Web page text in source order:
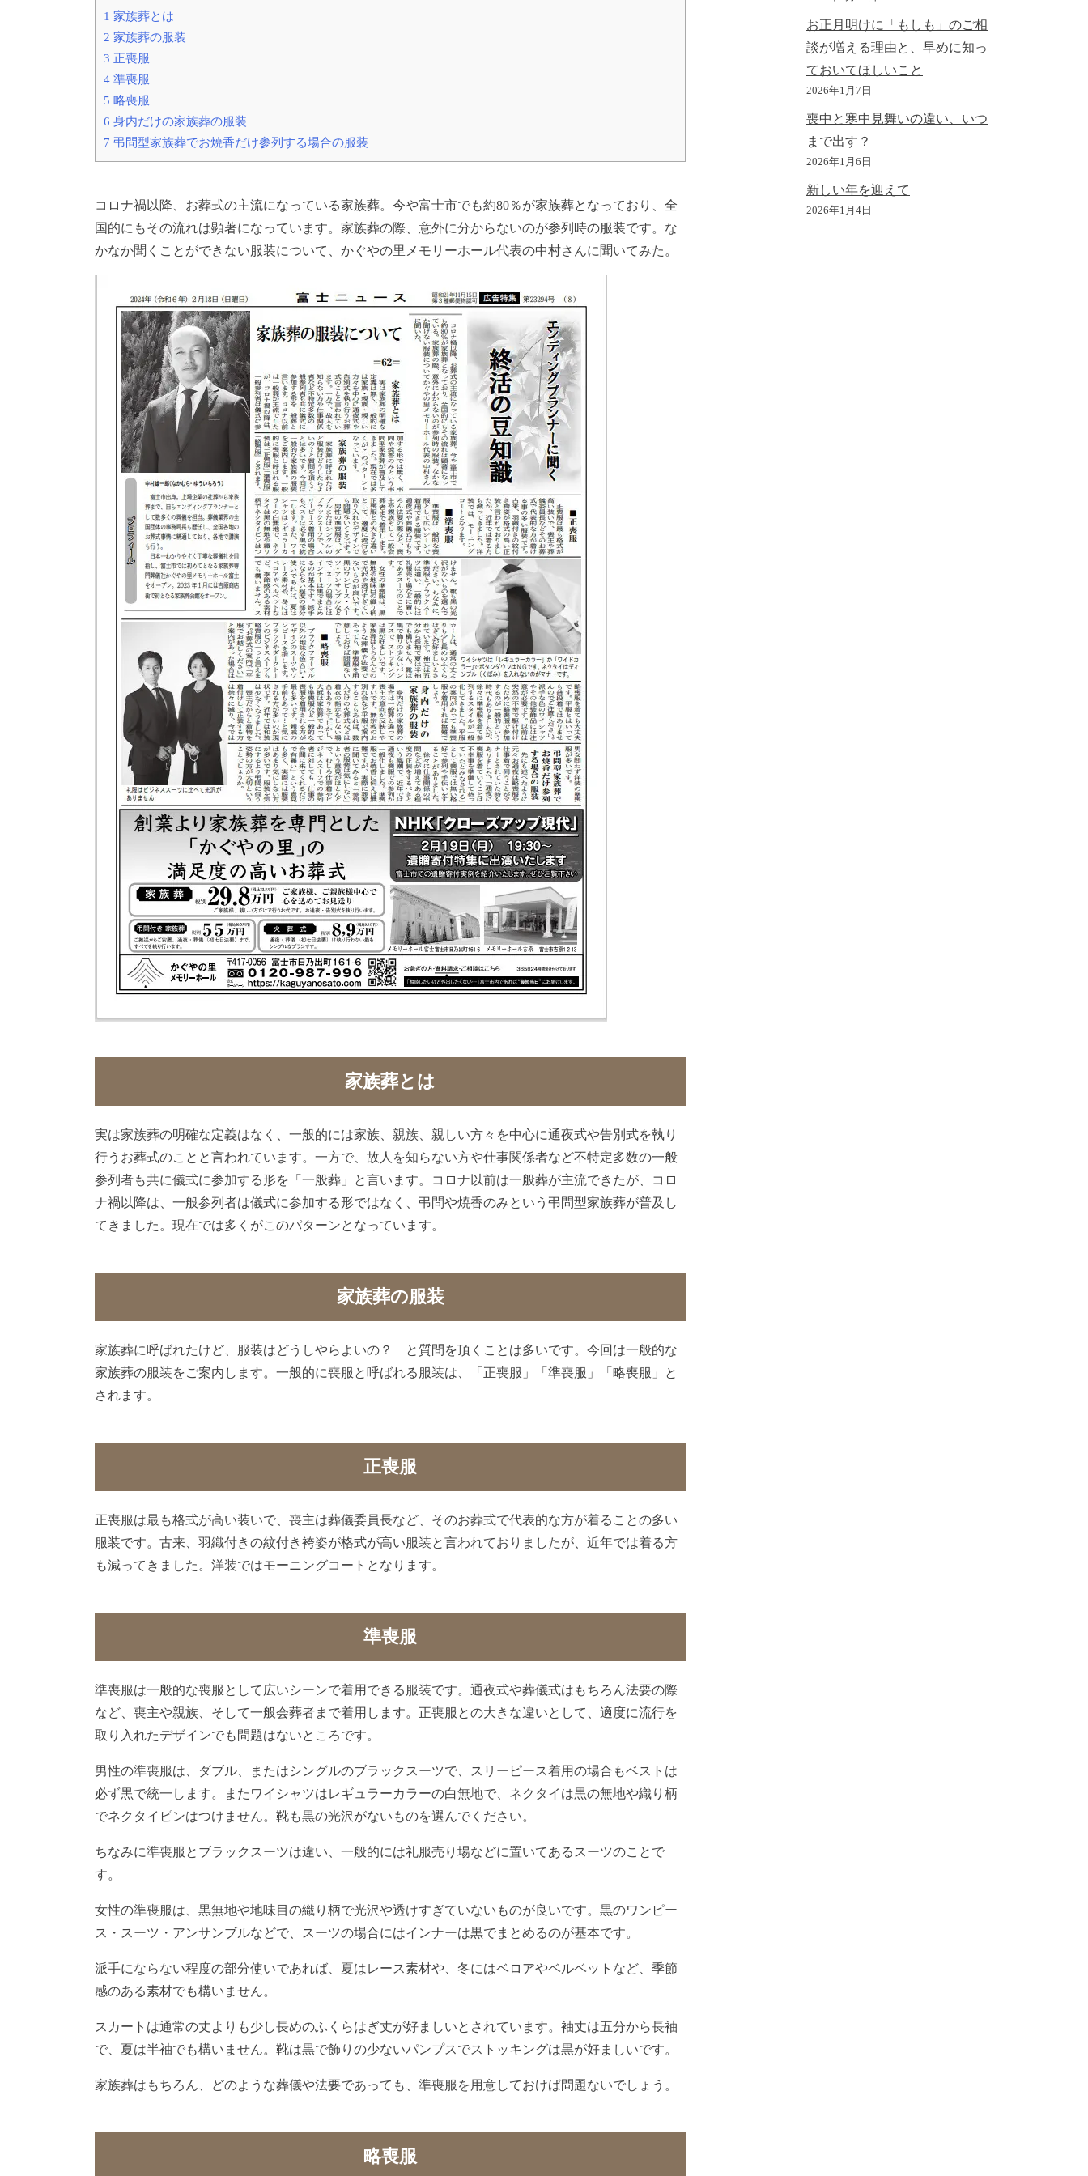
1 家族葬とは
2 家族葬の服装
3 正喪服
4 準喪服
5 略喪服
6 身内だけの家族葬の服装
7 弔問型家族葬でお焼香だけ参列する場合の服装
コロナ禍以降、お葬式の主流になっている家族葬。今や富士市でも約80％が家族葬となっており、全
国的にもその流れは顕著になっています。家族葬の際、意外に分からないのが参列時の服装です。な
かなか聞くことができない服装について、かぐやの里メモリーホール代表の中村さんに聞いてみた。
家族葬とは
実は家族葬の明確な定義はなく、一般的には家族、親族、親しい方々を中心に通夜式や告別式を執り
行うお葬式のことと言われています。一方で、故人を知らない方や仕事関係者など不特定多数の一般
参列者も共に儀式に参加する形を「一般葬」と言います。コロナ以前は一般葬が主流できたが、コロ
ナ禍以降は、一般参列者は儀式に参加する形ではなく、弔問や焼香のみという弔問型家族葬が普及し
てきました。現在では多くがこのパターンとなっています。
家族葬の服装
家族葬に呼ばれたけど、服装はどうしやらよいの？ と質問を頂くことは多いです。今回は一般的な
家族葬の服装をご案内します。一般的に喪服と呼ばれる服装は、「正喪服」「準喪服」「略喪服」と
されます。
正喪服
正喪服は最も格式が高い装いで、喪主は葬儀委員長など、そのお葬式で代表的な方が着ることの多い
服装です。古来、羽織付きの紋付き袴姿が格式が高い服装と言われておりましたが、近年では着る方
も減ってきました。洋装ではモーニングコートとなります。
準喪服
準喪服は一般的な喪服として広いシーンで着用できる服装です。通夜式や葬儀式はもちろん法要の際
など、喪主や親族、そして一般会葬者まで着用します。正喪服との大きな違いとして、適度に流行を
取り入れたデザインでも問題はないところです。
男性の準喪服は、ダブル、またはシングルのブラックスーツで、スリーピース着用の場合もベストは
必ず黒で統一します。またワイシャツはレギュラーカラーの白無地で、ネクタイは黒の無地や織り柄
でネクタイピンはつけません。靴も黒の光沢がないものを選んでください。
ちなみに準喪服とブラックスーツは違い、一般的には礼服売り場などに置いてあるスーツのことで
す。
女性の準喪服は、黒無地や地味目の織り柄で光沢や透けすぎていないものが良いです。黒のワンピー
ス・スーツ・アンサンブルなどで、スーツの場合にはインナーは黒でまとめるのが基本です。
派手にならない程度の部分使いであれば、夏はレース素材や、冬にはベロアやベルベットなど、季節
感のある素材でも構いません。
スカートは通常の丈よりも少し長めのふくらはぎ丈が好ましいとされています。袖丈は五分から長袖
で、夏は半袖でも構いません。靴は黒で飾りの少ないパンプスでストッキングは黒が好ましいです。
家族葬はもちろん、どのような葬儀や法要であっても、準喪服を用意しておけば問題ないでしょう。
略喪服
お正月明けに「もしも」のご相
談が増える理由と、早めに知っ
ておいてほしいこと
2026年1月7日
喪中と寒中見舞いの違い、いつ
まで出す？
2026年1月6日
新しい年を迎えて
2026年1月4日